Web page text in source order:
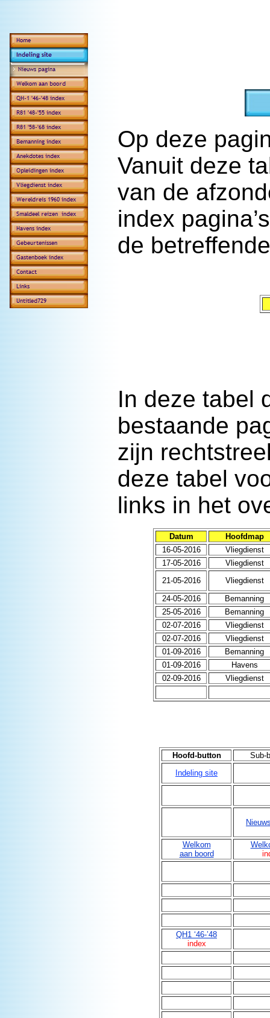
Op deze
Vanuit deze
van de
index
de
In deze tabel
bestaande
zijn
deze tabel
links in het
Datum
Hoofdmap
16-05-2016
Vliegdienst
17-05-2016
Vliegdienst
21-05-2016
Vliegdienst
24-05-2016
Bemanning
25-05-2016
Bemanning
02-07-2016
Vliegdienst
02-07-2016
Vliegdienst
01-09-2016
Bemanning
01-09-2016
Havens
02-09-2016
Vliegdienst
Hoofd-button
Sub-
Indeling site
Welkom
aan boord
QH1 ‘46-’48
index